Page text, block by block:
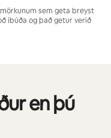
sem geta breyst
íbúða og það getur verið
en þú